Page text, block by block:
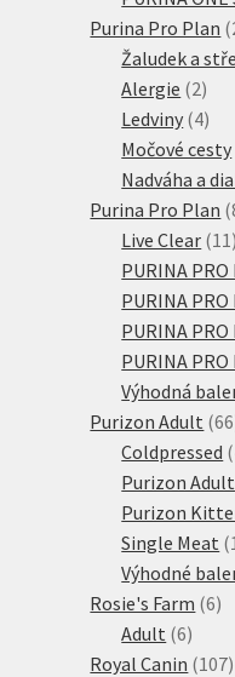
Purina Pro Plan
Žaludek a
Alergie 22
Ledviny 44
Močové cesty
Nadváha a
Purina Pro Plan
Live Clear 11
PURINA PRO
PURINA
PURINA
PURINA
Výhodná
Purizon Adult 66
Coldpressed
Purizon Adult
Purizon
Single Meat
Výhodné
Rosie's Farm 66
Adult 66
Royal Canin 107